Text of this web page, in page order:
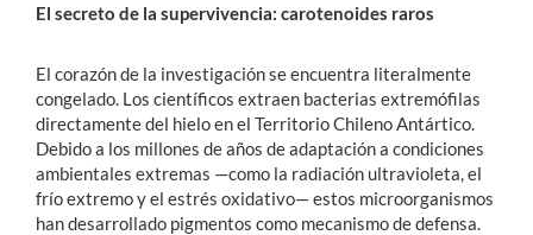
El secreto de la supervivencia: carotenoides raros
El corazón de la investigación se encuentra literalmente
congelado. Los científicos extraen bacterias extremófilas
directamente del hielo en el Territorio Chileno Antártico.
Debido a los millones de años de adaptación a condiciones
ambientales extremas —como la radiación ultravioleta, el
frío extremo y el estrés oxidativo— estos microorganismos
han desarrollado pigmentos como mecanismo de defensa.